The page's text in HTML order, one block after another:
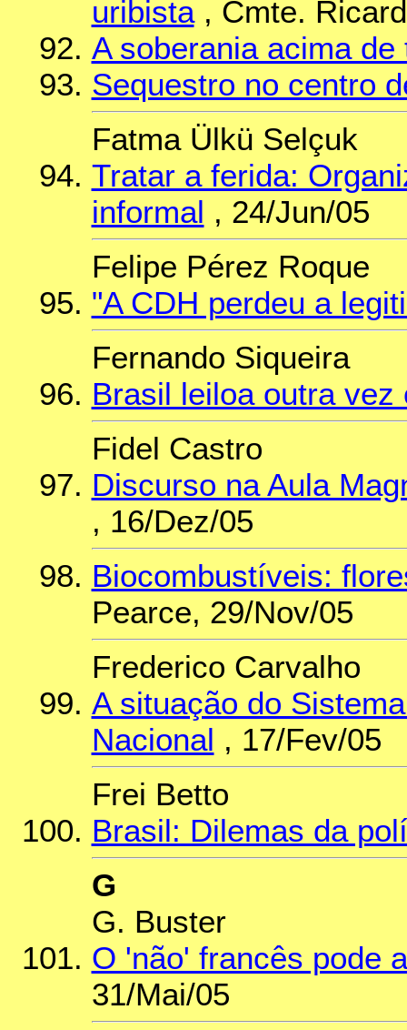
uribista, Cmte.
A soberania acima de
Sequestro no centro
Fatma Ülkü Selçuk
Tratar a ferida:
informal , 24/Jun/05
Felipe Pérez Roque
"A CDH perdeu a
Fernando Siqueira
Brasil leiloa outra vez
Fidel Castro
Discurso na Aula
, 16/Dez/05
Biocombustíveis:
Pearce, 29/Nov/05
Frederico Carvalho
A situação do
Nacional , 17/Fev/05
Frei Betto
Brasil: Dilemas da
G
G. Buster
O 'não' francês pode
31/Mai/05